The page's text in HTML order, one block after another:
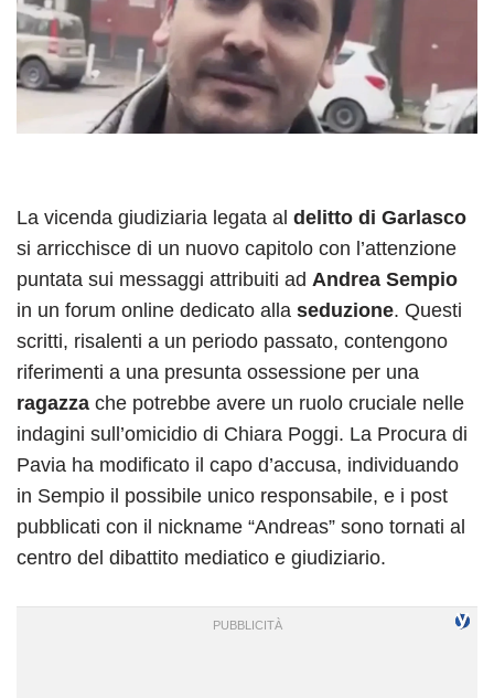
La vicenda giudiziaria legata al delitto di Garlasco
si arricchisce di un nuovo capitolo con l’attenzione
puntata sui messaggi attribuiti ad Andrea Sempio
in un forum online dedicato alla seduzione. Questi
scritti, risalenti a un periodo passato, contengono
riferimenti a una presunta ossessione per una
ragazza che potrebbe avere un ruolo cruciale nelle
indagini sull’omicidio di Chiara Poggi. La Procura di
Pavia ha modificato il capo d’accusa, individuando
in Sempio il possibile unico responsabile, e i post
pubblicati con il nickname “Andreas” sono tornati al
centro del dibattito mediatico e giudiziario.